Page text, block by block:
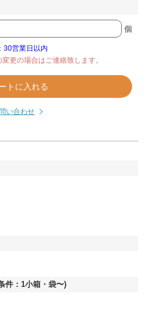
個
30営業日以内
更の場合はご連絡致します。
トに入れる
い合わせ